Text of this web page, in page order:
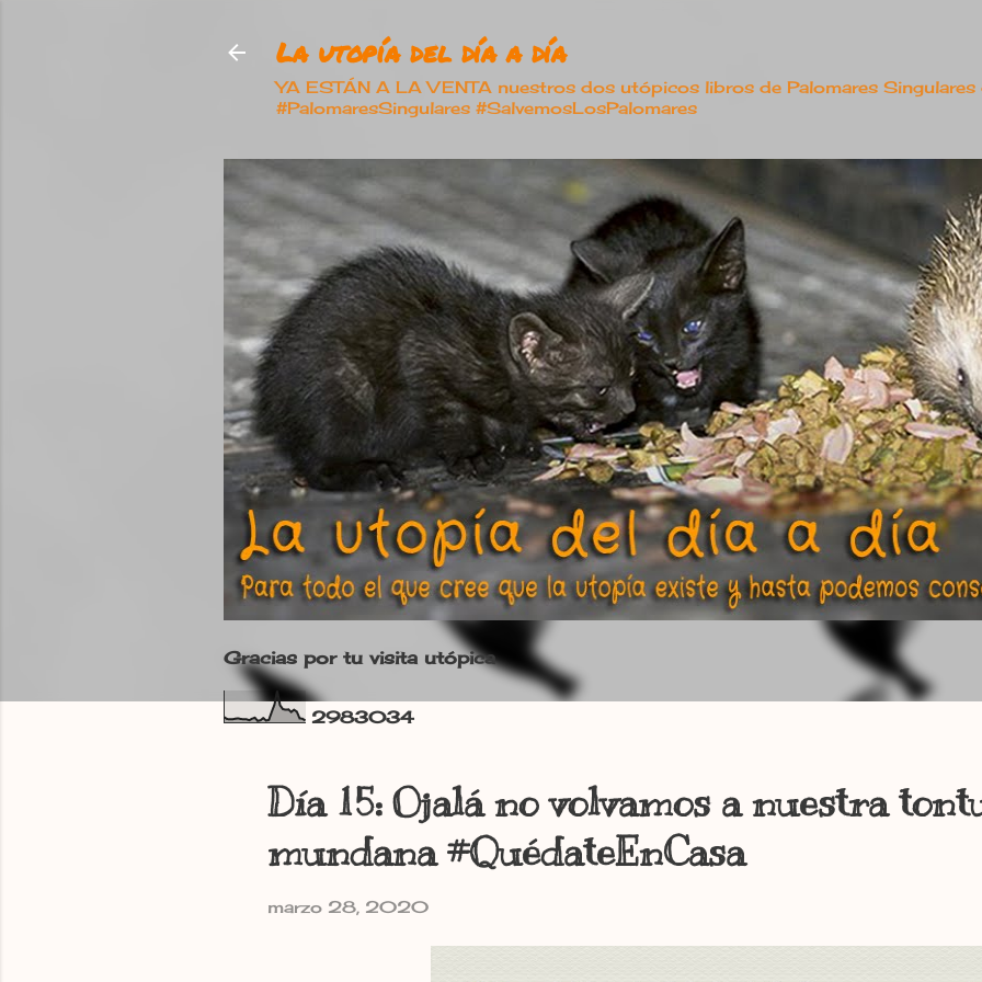
La utopía del día a día
YA ESTÁN A LA VENTA nuestros dos utópicos libros de Palomares Singulares
#PalomaresSingulares #SalvemosLosPalomares
Gracias por tu visita utópica
2983034
Día 15: Ojalá no volvamos a nuestra
mundana #QuédateEnCasa
marzo 28, 2020